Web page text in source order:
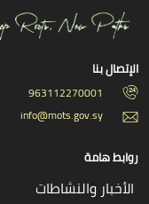
الإتصال بنا
963112270001
info@mots.gov.sy
روابط هامة
الأخبار والنشاطات